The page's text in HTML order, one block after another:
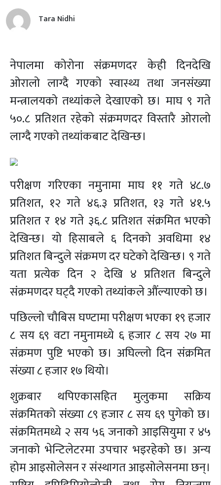
Tara Nidhi
नेपालमा कोरोना संक्रमणदर केही दिनदेखि
ओरालो लाग्दै गएको स्वास्थ्य तथा जनसंख्या
मन्त्रालयको तथ्यांकले देखाएको छ। माघ ९ गते
५०.८ प्रतिशत रहेको संक्रमणदर विस्तारै ओरालो
लाग्दै गएको तथ्यांकबाट देखिन्छ।
परीक्षण गरिएका नमुनामा माघ ११ गते ४८.७
प्रतिशत, १२ गते ४६.३ प्रतिशत, १३ गते ४१.५
प्रतिशत र १४ गते ३६.८ प्रतिशत संक्रमित भएको
देखिन्छ। यो हिसाबले ६ दिनको अवधिमा १४
प्रतिशत बिन्दुले संक्रमण दर घटेको देखिन्छ। ९ गते
यता प्रत्येक दिन २ देखि ४ प्रतिशत बिन्दुले
संक्रमणदर घट्दै गएको तथ्यांकले औंल्याएको छ।
पछिल्लो चौबिस घण्टामा परीक्षण भएका १९ हजार
८ सय ६९ वटा नमुनामध्ये ६ हजार ८ सय २७ मा
संक्रमण पुष्टि भएको छ। अघिल्लो दिन संक्रमित
संख्या ८ हजार १७ थियो।
शुक्रबार थपिएकासहित मुलुकमा सक्रिय
संक्रमितको संख्या ८९ हजार ८ सय ६९ पुगेको छ।
संक्रमितमध्ये २ सय ५६ जनाको आइसियुमा र ४५
जनाको भेन्टिलेटरमा उपचार भइरहेको छ। अन्य
होम आइसोलेसन र संस्थागत आइसोलेसनमा छन्।